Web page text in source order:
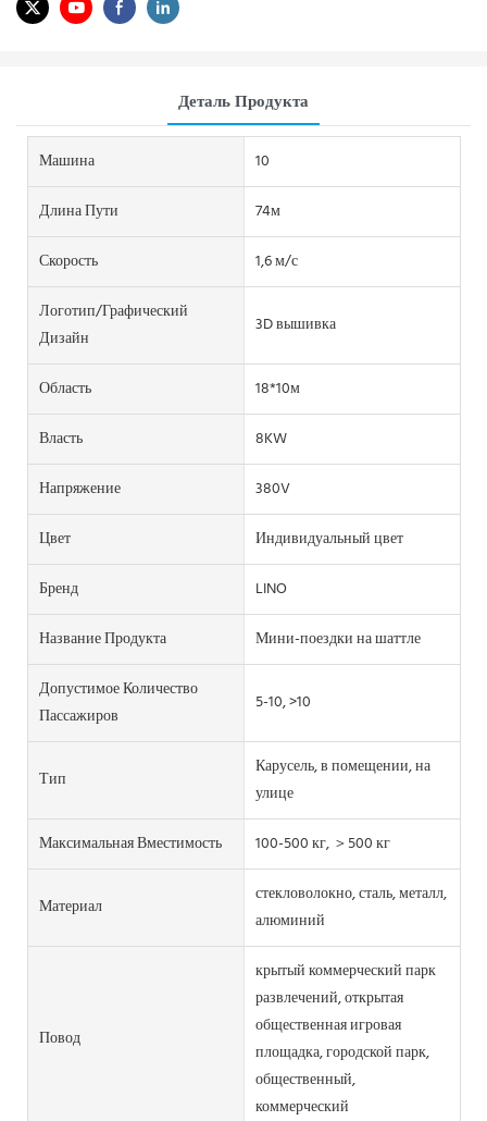
Деталь Продукта
Машина
10
Длина Пути
74м
Скорость
1,6 м/с
Логотип/графический
Дизайн
3D вышивка
Область
18*10м
Власть
8KW
Напряжение
380V
Цвет
Индивидуальный цвет
Бренд
LINO
Название Продукта
Мини-поездки на шаттле
Допустимое Количество
Пассажиров
5-10, >10
Тип
Карусель, в помещении, на
улице
Максимальная Вместимость
100-500 кг, ＞500 кг
Материал
стекловолокно, сталь, металл,
алюминий
Повод
крытый коммерческий парк
развлечений, открытая
общественная игровая
площадка, городской парк,
общественный,
коммерческий